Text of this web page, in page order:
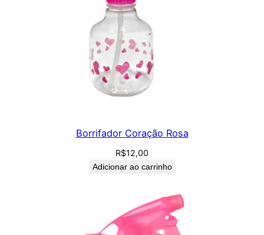
Borrifador Coração Rosa
R$12,00
Adicionar ao carrinho